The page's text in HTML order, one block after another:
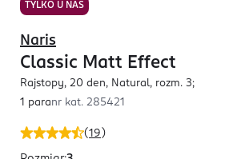
TYLKO U NAS
(19 )
Naris
Classic Matt Effect
Rajstopy, 20 den, Natural, rozm. 3;
1 paranr kat. 285421